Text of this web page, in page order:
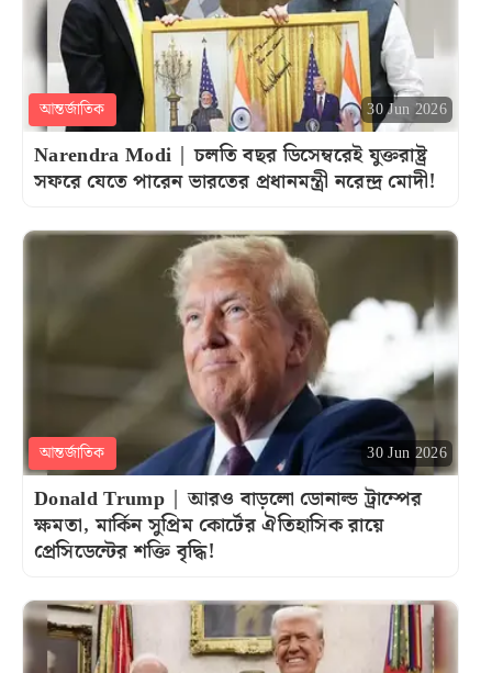
আন্তর্জাতিক 30 Jun 2026
Narendra Modi | চলতি বছর ডিসেম্বরেই যুক্তরাষ্ট্র
সফরে যেতে পারেন ভারতের প্রধানমন্ত্রী নরেন্দ্র মোদী!
আন্তর্জাতিক 30 Jun 2026
Donald Trump | আরও বাড়লো ডোনাল্ড ট্রাম্পের
ক্ষমতা, মার্কিন সুপ্রিম কোর্টের ঐতিহাসিক রায়ে
প্রেসিডেন্টের শক্তি বৃদ্ধি!